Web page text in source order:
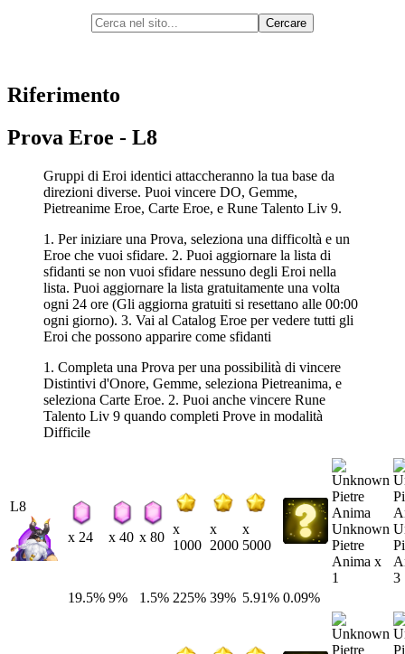
Riferimento
Prova Eroe - L8
Gruppi di Eroi identici attaccheranno la tua base da
direzioni diverse. Puoi vincere DO, Gemme,
Pietreanime Eroe, Carte Eroe, e Rune Talento Liv 9.
1. Per iniziare una Prova, seleziona una difficoltà e un
Eroe che vuoi sfidare. 2. Puoi aggiornare la lista di
sfidanti se non vuoi sfidare nessuno degli Eroi nella
lista. Puoi aggiornare la lista gratuitamente una volta
ogni 24 ore (Gli aggiorna gratuiti si resettano alle 00:00
ogni giorno). 3. Vai al Catalog Eroe per vedere tutti gli
Eroi che possono apparire come sfidanti
1. Completa una Prova per una possibilità di vincere
Distintivi d'Onore, Gemme, seleziona Pietreanima, e
seleziona Carte Eroe. 2. Puoi anche vincere Rune
Talento Liv 9 quando completi Prove in modalità
Difficile
L8
x 24 x 40 x 80
x
1000
x
2000
x
5000
Unknown
Pietre
Anima x
1
3
19.5% 9% 1.5% 225% 39% 5.91% 0.09%